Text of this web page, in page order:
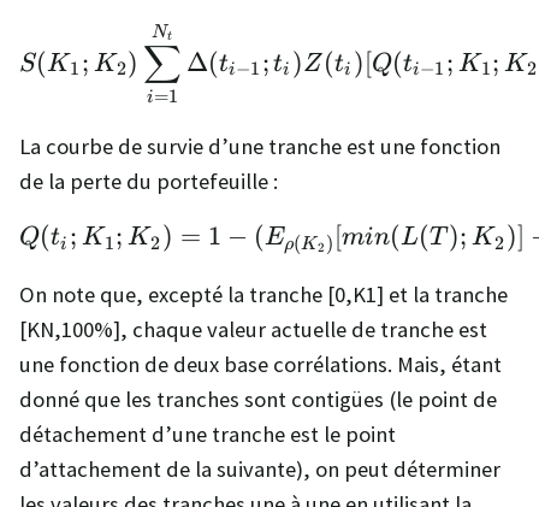
S(K1 ; K2)
i=1
∑
Nt
Δ(ti−1 ; ti )Z(ti )[Q(ti−1 ; K1; K2
La courbe de survie d’une tranche est une fonction
de la perte du portefeuille :
Q(t_i;K_1;K_2) = 1 -
Q(ti ; K1 ; K2) = 1 − (Eρ(K2 ) [min(L(T ); K2)]
On note que, excepté la tranche [0,K1] et la tranche
[KN,100%], chaque valeur actuelle de tranche est
une fonction de deux base corrélations. Mais, étant
donné que les tranches sont contigües (le point de
détachement d’une tranche est le point
d’attachement de la suivante), on peut déterminer